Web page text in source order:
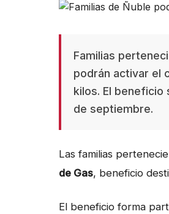
Familias
podrán activar el
kilos. El beneficio
de septiembre.
Las familias
de Gas, beneficio
El beneficio forma